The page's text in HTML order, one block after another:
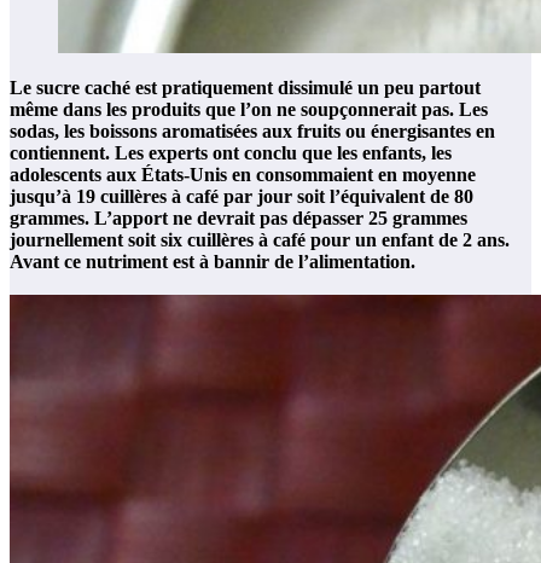
Le sucre caché est pratiquement dissimulé un peu partout
même dans les produits que l’on ne soupçonnerait pas. Les
sodas, les boissons aromatisées aux fruits ou énergisantes en
contiennent. Les experts ont conclu que les enfants, les
adolescents aux États-Unis en consommaient en moyenne
jusqu’à 19 cuillères à café par jour soit l’équivalent de 80
grammes. L’apport ne devrait pas dépasser 25 grammes
journellement soit six cuillères à café pour un enfant de 2 ans.
Avant ce nutriment est à bannir de l’alimentation.